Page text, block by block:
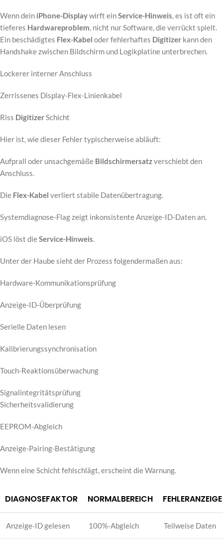
Wenn dein iPhone-Displaywirft einService-Hinweis, es ist oft ein
tieferes Hardwareproblem, nicht nur Software, die verrückt spielt.
Ein beschädigtes Flex-Kabel oder fehlerhaftes Digitizer kann den
Handshake zwischen Bildschirm und Logikplatine unterbrechen.
Lockerer interner Anschluss
Zerrissenes Display-Flex-Linienkabel
Riss DigitizerSchicht
Hier ist, wie dieser Fehler typischerweise abläuft:
Aufprall oder unsachgemäße Bildschirmersatzverschiebt den
Anschluss.
Die Flex-Kabel verliert stabile Datenübertragung.
Systemdiagnose-Flag zeigt inkonsistente Anzeige-ID-Daten an.
iOS löst dieService-Hinweis.
Unter der Haube sieht der Prozess folgendermaßen aus:
Hardware-Kommunikationsprüfung
Anzeige-ID-Überprüfung
Serielle Daten lesen
Kalibrierungssynchronisation
Touch-Reaktionsüberwachung
Signalintegritätsprüfung
Sicherheitsvalidierung
EEPROM-Abgleich
Anzeige-Pairing-Bestätigung
Wenn eine Schicht fehlschlägt, erscheint die Warnung.
DIAGNOSEFAKTOR NORMALBEREICH FEHLERANZEIGE
Anzeige-ID gelesen 100%-Abgleich Teilweise Daten